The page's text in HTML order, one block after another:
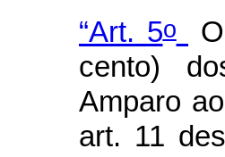
“Art. 5o
cento)
Amparo
art. 11